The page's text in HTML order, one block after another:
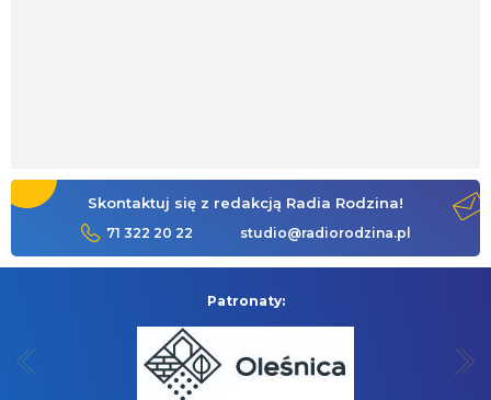
Skontaktuj się z redakcją Radia Rodzina!
71 322 20 22 studio@radiorodzina.pl
Patronaty: